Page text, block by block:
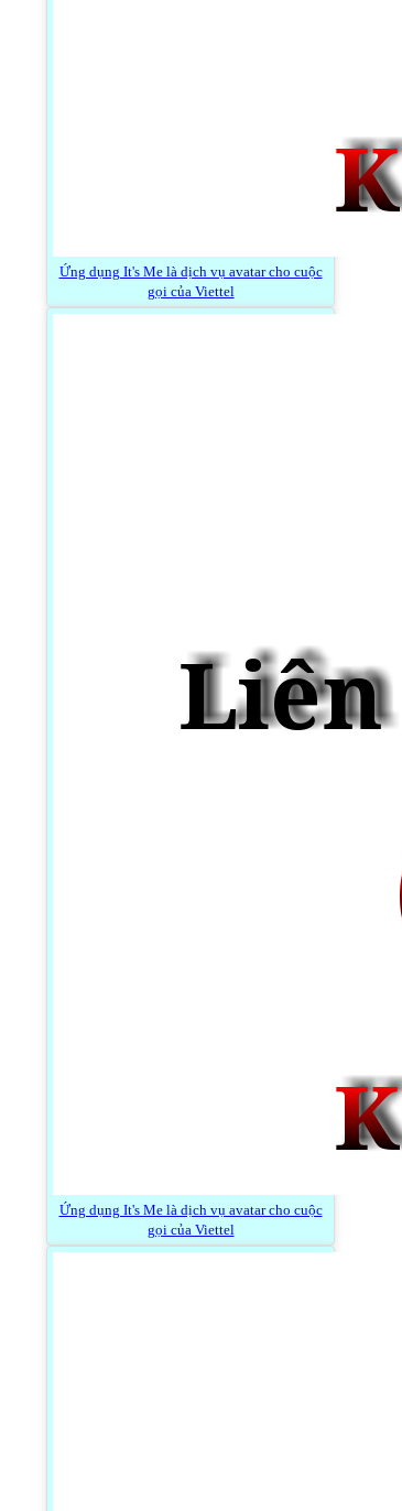
Ứng dụng It's Me là dịch vụ avatar cho cuộc
gọi của Viettel
Ứng dụng It's Me là dịch vụ avatar cho cuộc
gọi của Viettel